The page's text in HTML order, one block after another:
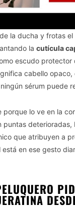
la ducha y frotas
la cutícula
escudo protector
cabello opaco,
sérum puede
porque lo ve en la
puntas deterioradas,
que atribuyen a
en ese gesto